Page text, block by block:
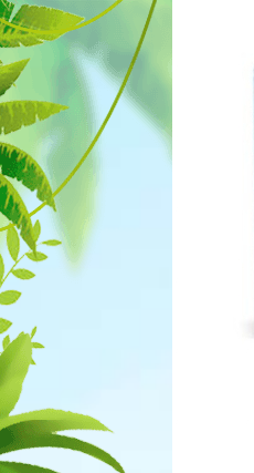
Для рыбок
Для рептилий